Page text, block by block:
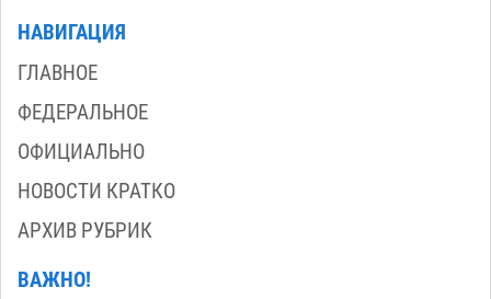
НАВИГАЦИЯ
ГЛАВНОЕ
ФЕДЕРАЛЬНОЕ
ОФИЦИАЛЬНО
НОВОСТИ КРАТКО
АРХИВ РУБРИК
ВАЖНО!